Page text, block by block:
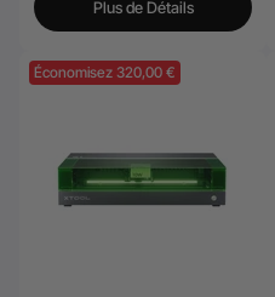
Plus de Détails
Économisez 320,00 €